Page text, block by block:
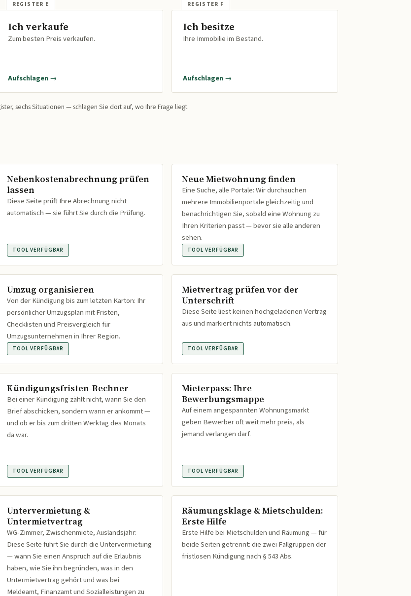
Ich verkaufe
Zum besten Preis verkaufen.
Aufschlagen →
Ich besitze
Ihre Immobilie im Bestand.
Aufschlagen →
sechs Situationen — schlagen Sie dort auf, wo Ihre Frage liegt.
Nebenkostenabrechnung prüfen
lassen
Diese Seite prüft Ihre Abrechnung nicht
automatisch — sie führt Sie durch die Prüfung.
TOOL VERFÜGBAR
Neue Mietwohnung finden
Eine Suche, alle Portale: Wir durchsuchen
mehrere Immobilienportale gleichzeitig und
benachrichtigen Sie, sobald eine Wohnung zu
Ihren Kriterien passt — bevor sie alle anderen
sehen.
TOOL VERFÜGBAR
Umzug organisieren
Von der Kündigung bis zum letzten Karton: Ihr
persönlicher Umzugsplan mit Fristen,
Checklisten und Preisvergleich für
Umzugsunternehmen in Ihrer Region.
TOOL VERFÜGBAR
Mietvertrag prüfen vor der
Unterschrift
Diese Seite liest keinen hochgeladenen Vertrag
aus und markiert nichts automatisch.
TOOL VERFÜGBAR
Kündigungsfristen-Rechner
Bei einer Kündigung zählt nicht, wann Sie den
Brief abschicken, sondern wann er ankommt —
und ob er bis zum dritten Werktag des Monats
da war.
TOOL VERFÜGBAR
Mieterpass: Ihre
Bewerbungsmappe
Auf einem angespannten Wohnungsmarkt
geben Bewerber oft weit mehr preis, als
jemand verlangen darf.
TOOL VERFÜGBAR
Untervermietung &
Untermietvertrag
WG-Zimmer, Zwischenmiete, Auslandsjahr:
Diese Seite führt Sie durch die Untervermietung
— wann Sie einen Anspruch auf die Erlaubnis
haben, wie Sie ihn begründen, was in den
Untermietvertrag gehört und was bei
Meldeamt, Finanzamt und Sozialleistungen zu
Räumungsklage & Mietschulden:
Erste Hilfe
Erste Hilfe bei Mietschulden und Räumung — für
beide Seiten getrennt: die zwei Fallgruppen der
fristlosen Kündigung nach § 543 Abs.